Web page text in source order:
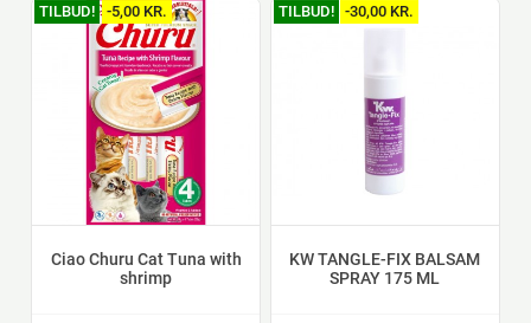
Ciao Churu Cat Tuna with
shrimp
TILBUD! -5,00 KR.
KW TANGLE-FIX BALSAM
SPRAY 175 ML
TILBUD! -30,00 KR.